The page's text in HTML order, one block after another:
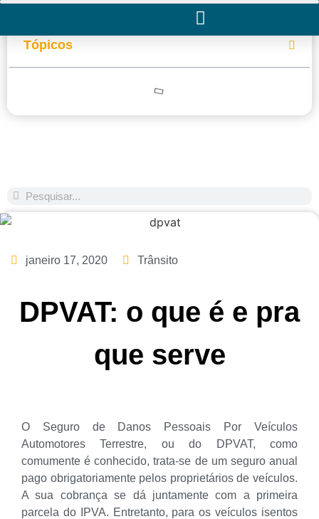
Tópicos
janeiro 17, 2020 Trânsito
DPVAT: o que é e pra
que serve
O Seguro de Danos Pessoais Por Veículos
Automotores Terrestre, ou do DPVAT, como
comumente é conhecido, trata-se de um seguro anual
pago obrigatoriamente pelos proprietários de veículos.
A sua cobrança se dá juntamente com a primeira
parcela do IPVA. Entretanto, para os veículos isentos